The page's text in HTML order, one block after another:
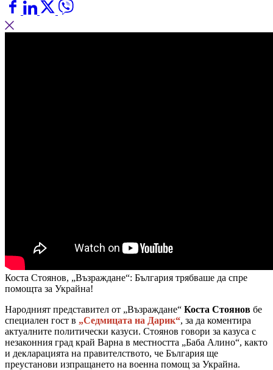
Коста Стоянов, „Възраждане“: България трябваше да спре
помощта за Украйна!
Народният представител от „Възраждане“ Коста Стоянов бе
специален гост в „Седмицата на Дарик“, за да коментира
актуалните политически казуси. Стоянов говори за казуса с
незаконния град край Варна в местността „Баба Алино“, както
и декларацията на правителството, че България ще
преустанови изпращането на военна помощ за Украйна.